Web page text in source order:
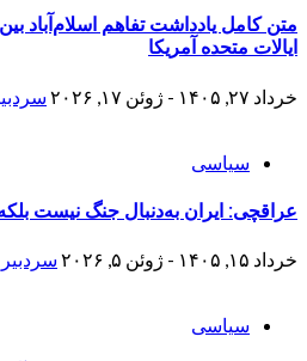
متن کامل یادداشت تفاهم اسلام‌آباد
ایالات متحده آمریکا
خرداد ۲۷, ۱۴۰۵ - ژوئن ۱۷, ۲۰۲۶
سیاسی
عراقچی: ایران به‌دنبال جنگ نیست
خرداد ۱۵, ۱۴۰۵ - ژوئن ۵, ۲۰۲۶ سردبیر
سیاسی